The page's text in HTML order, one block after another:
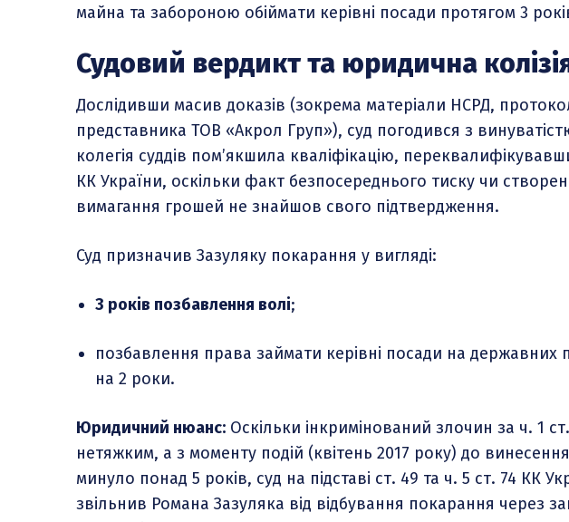
майна та забороною обіймати керівні посади протягом 3
Судовий вердикт та юридична
Дослідивши масив доказів (зокрема матеріали НСРД,
представника ТОВ «Акрол Груп»), суд погодився з
колегія суддів пом’якшила кваліфікацію,
КК України, оскільки факт безпосереднього тиску чи
вимагання грошей не знайшов свого підтвердження.
Суд призначив Зазуляку покарання у вигляді:
3 років позбавлення волі;
позбавлення права займати керівні посади на державних
на 2 роки.
Юридичний нюанс: Оскільки інкримінований злочин за ч. 1
нетяжким, а з моменту подій (квітень 2017 року) до
минуло понад 5 років, суд на підставі ст. 49 та ч. 5 ст. 74 КК
звільнив Романа Зазуляка від відбування покарання через